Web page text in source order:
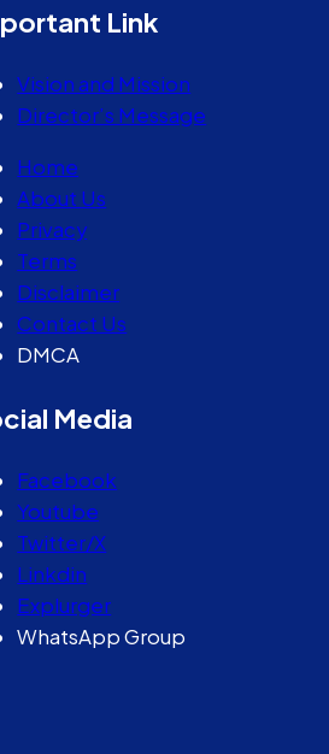
Link
Vision and Mission
Director’s Message
Home
About Us
Privacy
Terms
Disclaimer
Contact Us
DMCA
Media
Facebook
Youtube
Twitter/X
Linkdin
Explurger
WhatsApp Group